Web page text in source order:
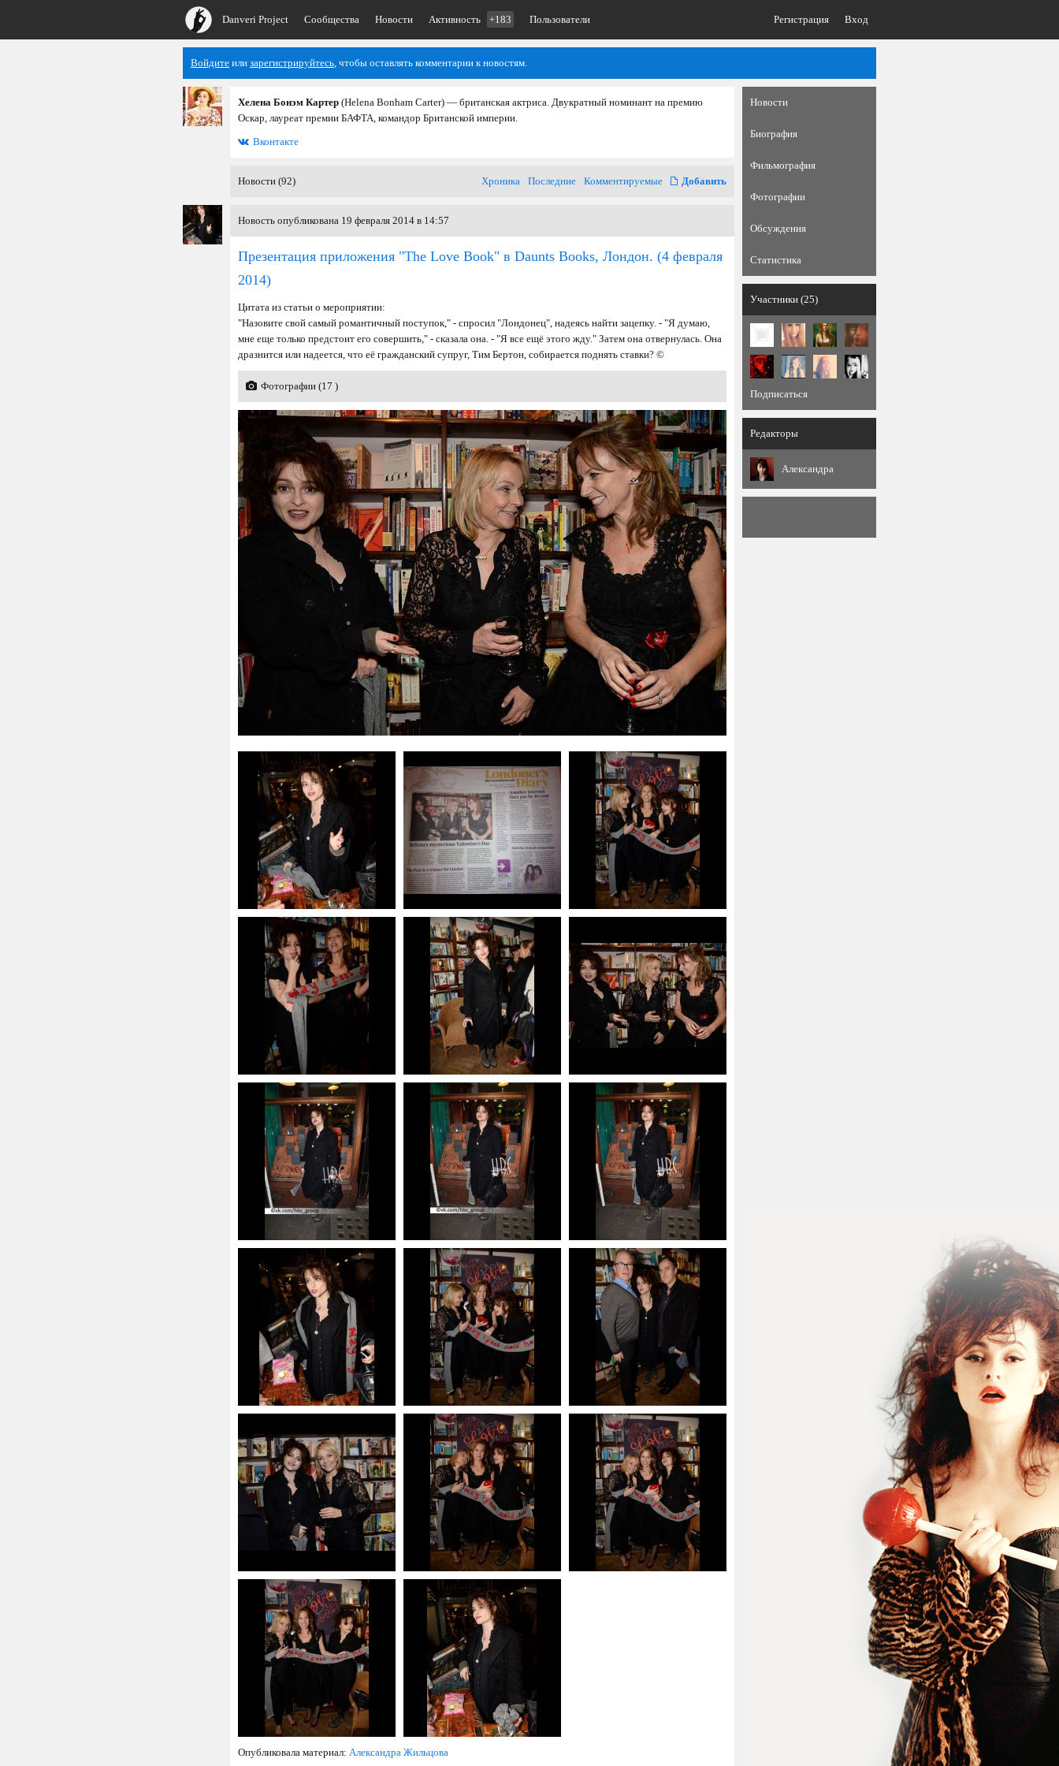
Danveri Project Сообщества Новости Активность +183 Пользователи Регистрация Вход
Войдите или зарегистрируйтесь, чтобы оставлять комментарии к новостям.
Хелена Бонэм Картер (Helena Bonham Carter) — британская актриса. Двукратный номинант на премию
Оскар, лауреат премии БАФТА, командор Британской империи.
Вконтакте
Новости (92) Хроника Последние Комментируемые Добавить
Новость опубликована 19 февраля 2014 в 14:57
Презентация приложения "The Love Book" в Daunts Books, Лондон. (4 февраля
2014)
Цитата из статьи о мероприятии:
"Назовите свой самый романтичный поступок," - спросил "Лондонец", надеясь найти зацепку. - "Я думаю,
мне еще только предстоит его совершить," - сказала она. - "Я все ещё этого жду." Затем она отвернулась. Она
дразнится или надеется, что её гражданский супруг, Тим Бертон, собирается поднять ставки? ©
Фотографии (17 )
Опубликовала материал: Александра Жильцова
Новости
Биография
Фильмография
Фотографии
Обсуждения
Статистика
Участники (25)
Подписаться
Редакторы
Александра